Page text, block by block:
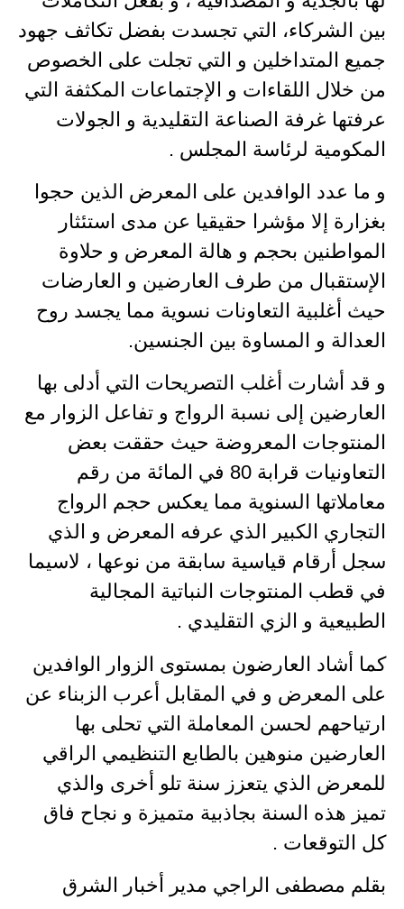
بين الشركاء، التي تجسدت بفضل تكاثف جهود
جميع المتداخلين و التي تجلت على الخصوص
من خلال اللقاءات و الإجتماعات المكثفة التي
عرفتها غرفة الصناعة التقليدية و الجولات
المكومية لرئاسة المجلس .
و ما عدد الوافدين على المعرض الذين حجوا
بغزارة إلا مؤشرا حقيقيا عن مدى استئثار
المواطنين بحجم و هالة المعرض و حلاوة
الإستقبال من طرف العارضين و العارضات
حيث أغلبية التعاونات نسوية مما يجسد روح
العدالة و المساوة بين الجنسين.
و قد أشارت أغلب التصريحات التي أدلى بها
العارضين إلى نسبة الرواج و تفاعل الزوار مع
المنتوجات المعروضة حيث حققت بعض
التعاونيات قرابة 80 في المائة من رقم
معاملاتها السنوية مما يعكس حجم الرواج
التجاري الكبير الذي عرفه المعرض و الذي
سجل أرقام قياسية سابقة من نوعها ، لاسيما
في قطب المنتوجات النباتية المجالية
الطبيعية و الزي التقليدي .
كما أشاد العارضون بمستوى الزوار الوافدين
على المعرض و في المقابل أعرب الزبناء عن
ارتياحهم لحسن المعاملة التي تحلى بها
العارضين منوهين بالطابع التنظيمي الراقي
للمعرض الذي يتعزز سنة تلو أخرى والذي
تميز هذه السنة بجاذبية متميزة و نجاح فاق
كل التوقعات .
بقلم مصطفى الراجي مدير أخبار الشرق